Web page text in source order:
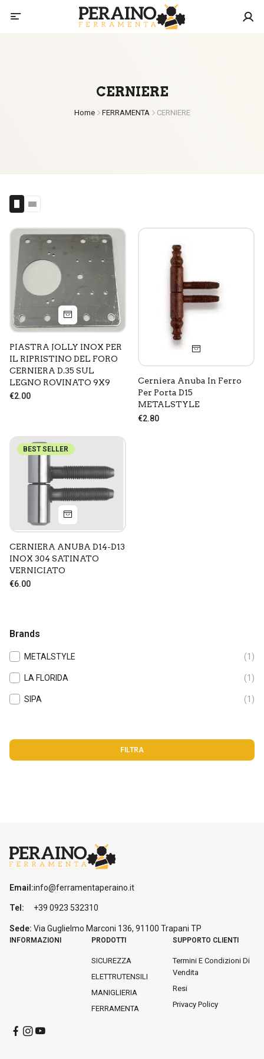
CERNIERE
Home FERRAMENTA CERNIERE
Brands
METALSTYLE (1)
LA FLORIDA (1)
SIPA (1)
FILTRA
PIASTRA JOLLY INOX PER
IL RIPRISTINO DEL FORO
CERNIERA D.35 SUL
LEGNO ROVINATO 9X9
€2.00
Cerniera Anuba In Ferro
Per Porta D15
METALSTYLE
€2.80
BEST SELLER
CERNIERA ANUBA D14-D13
INOX 304 SATINATO
VERNICIATO
€6.00
Email:
Tel:
Sede:
info@ferramentaperaino.it
+39 0923 532310
Via Guglielmo Marconi 136, 91100 Trapani TP
INFORMAZIONI PRODOTTI
SICUREZZA
ELETTRUTENSILI
MANIGLIERIA
FERRAMENTA
SUPPORTO CLIENTI
Termini E Condizioni Di
Vendita
Resi
Privacy Policy
Consenso All'uso Dei Cookie
Ferramenta Peraino e terze parti selezionate utiliziamo i
cookie per finalità tecniche, statistiche e di marketing.
Sei libero di scegliere in quasiasi momento quali tipologie di
cookie accettare/revocare tramite questo pannello.
Per sapere come utilizziamo i cookie visita la pagina
Privacy Policy
Chiudendo questa finestra accetterai solo i cookie tecnici
Necessari